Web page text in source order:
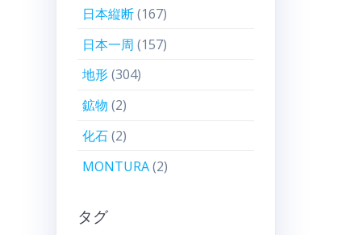
日本縦断(167)
日本一周 (157)
地形(304)
鉱物 (2)
化石(2)
MONTURA(2)
タグ